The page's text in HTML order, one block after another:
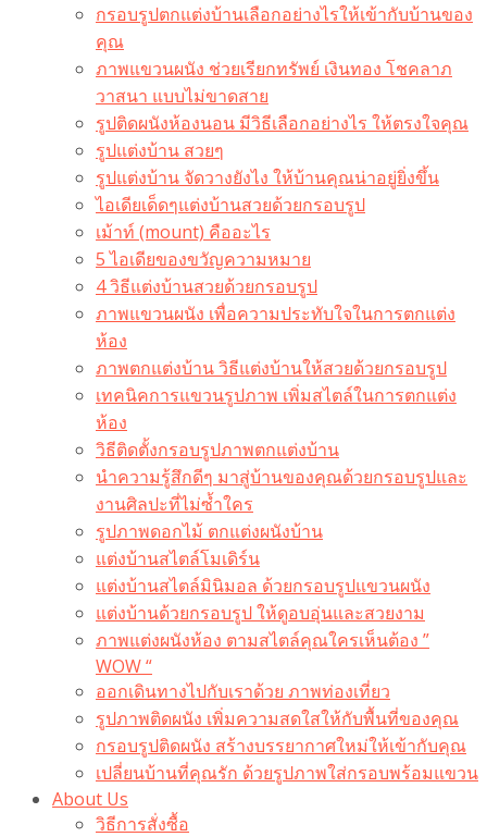
กรอบรูปตกแต่งบ้านเลือกอย่างไรให้เข้ากับบ้านของ
คุณ
ภาพแขวนผนัง ช่วยเรียกทรัพย์ เงินทอง โชคลาภ
วาสนา แบบไม่ขาดสาย
รูปติดผนังห้องนอน มีวิธีเลือกอย่างไร ให้ตรงใจคุณ
รูปแต่งบ้าน สวยๆ
รูปแต่งบ้าน จัดวางยังไง ให้บ้านคุณน่าอยู่ยิ่งขึ้น
ไอเดียเด็ดๆแต่งบ้านสวยด้วยกรอบรูป
เม้าท์ (mount) คืออะไร​
5 ไอเดียของขวัญความหมาย
4 วิธีแต่งบ้านสวยด้วยกรอบรูป
ภาพแขวนผนัง เพื่อความประทับใจในการตกแต่ง
ห้อง
ภาพตกแต่งบ้าน วิธีแต่งบ้านให้สวยด้วยกรอบรูป
เทคนิคการแขวนรูปภาพ เพิ่มสไตล์ในการตกแต่ง
ห้อง
วิธีติดตั้งกรอบรูปภาพตกแต่งบ้าน
นำความรู้สึกดีๆ มาสู่บ้านของคุณด้วยกรอบรูปและ
งานศิลปะที่ไม่ซ้ำใคร
รูปภาพดอกไม้ ตกแต่งผนังบ้าน
แต่งบ้านสไตล์โมเดิร์น
แต่งบ้านสไตล์มินิมอล ด้วยกรอบรูปแขวนผนัง
แต่งบ้านด้วยกรอบรูป ให้ดูอบอุ่นและสวยงาม
ภาพแต่งผนังห้อง ตามสไตล์คุณใครเห็นต้อง ”
WOW “
ออกเดินทางไปกับเราด้วย ภาพท่องเที่ยว
รูปภาพติดผนัง เพิ่มความสดใสให้กับพื้นที่ของคุณ
กรอบรูปติดผนัง สร้างบรรยากาศใหม่ให้เข้ากับคุณ
เปลี่ยนบ้านที่คุณรัก ด้วยรูปภาพใส่กรอบพร้อมแขวน​
About Us
วิธีการสั่งซื้อ